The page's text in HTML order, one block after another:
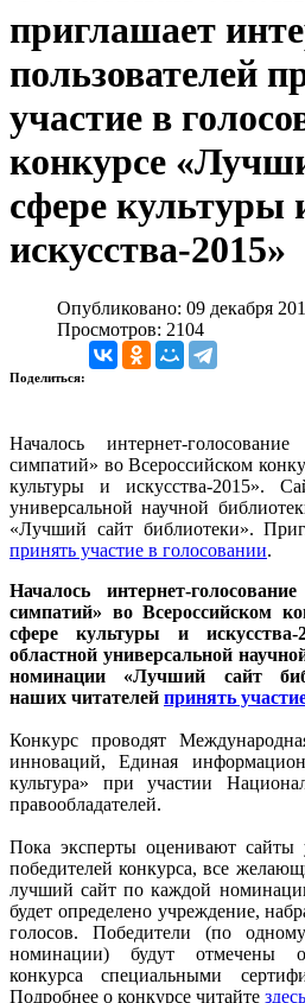
приглашает
пользователей
участие в
конкурсе
сфере культуры
искусства-2015»
Опубликовано: 09 декабря
Просмотров: 2104
Поделиться:
Началось интернет-
симпатий» во Всероссийском
культуры и искусства-2015».
универсальной научной
«Лучший сайт библиотеки».
принять участие в голосовании.
Началось интернет-
симпатий» во Всероссийском
сфере культуры и
областной универсальной
номинации «Лучший сайт
наших читателей принять
Конкурс проводят
инноваций, Единая
культура» при участии
правообладателей.
Пока эксперты оценивают сайты
победителей конкурса, все
лучший сайт по каждой
будет определено учреждение,
голосов. Победители (по
номинации) будут отмечены
конкурса специальными
Подробнее о конкурсе читайте здесь